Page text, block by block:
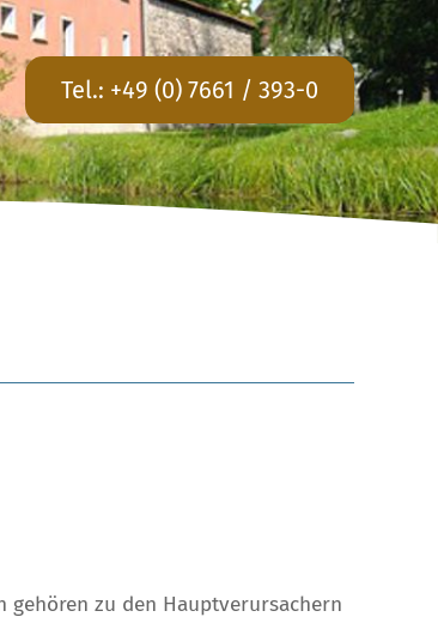
Tel.: +49 (0) 7661 / 393-0
zu den Hauptverursachern